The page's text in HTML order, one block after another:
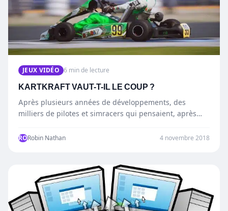
JEUX VIDÉO 6 min de lecture
KARTKRAFT VAUT-T-IL LE COUP ?
Après plusieurs années de développements, des
milliers de pilotes et simracers qui pensaient, après
RORobin Nathan 4 novembre 2018